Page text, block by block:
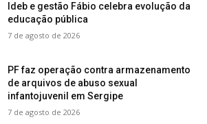
Ideb e gestão Fábio celebra evolução da
educação pública
7 de agosto de 2026
PF faz operação contra armazenamento
de arquivos de abuso sexual
infantojuvenil em Sergipe
7 de agosto de 2026